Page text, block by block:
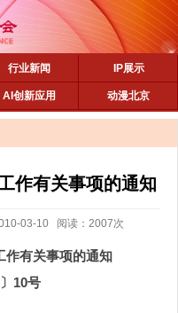
行业新闻 IP展示
AI创新应用 动漫北京
作有关事项的通知
03-10 阅读：2007次
作有关事项的通知
10号